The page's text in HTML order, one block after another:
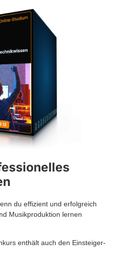
du effizient und erfolgreich
Musikproduktion lernen
enthält auch den Einsteiger-